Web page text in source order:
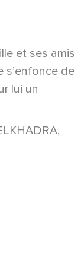
et ses amis
s’enfonce de
lui un